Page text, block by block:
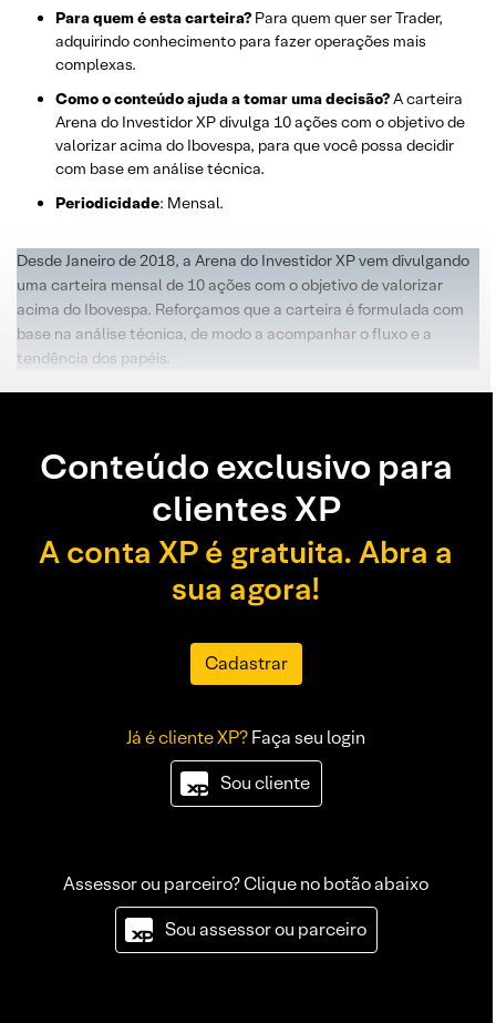
Para quem é esta carteira? Para quem quer ser Trader,
adquirindo conhecimento para fazer operações mais
complexas.
Como o conteúdo ajuda a tomar uma decisão?A carteira
Arena do Investidor XP divulga 10 ações com o objetivo de
valorizar acima do Ibovespa, para que você possa decidir
com base em análise técnica.
Periodicidade: Mensal.
Desde Janeiro de 2018, a Arena do Investidor XP vem divulgando
uma carteira mensal de 10 ações com o objetivo de valorizar
acima do Ibovespa. Reforçamos que a carteira é formulada com
base na análise técnica, de modo a acompanhar o fluxo e a
tendência dos papéis.
Conteúdo exclusivo para
clientes XP
A conta XP é gratuita. Abra a
sua agora!
Cadastrar
Já é cliente XP?Faça seu login
Sou cliente
Assessor ou parceiro? Clique no botão abaixo
Sou assessor ou parceiro